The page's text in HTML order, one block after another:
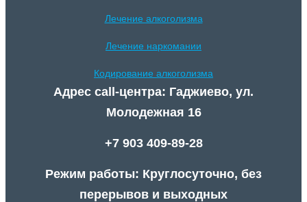
Лечение алкоголизма
Лечение наркомании
Кодирование алкоголизма
Адрес call-центра: Гаджиево, ул.
Молодежная 16
+7 903 409-89-28
Режим работы: Круглосуточно, без
перерывов и выходных